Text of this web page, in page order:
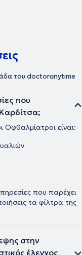
του doctoranytime
που
Οφθαλμίατροι είναι:
που παρέχει
τα φίλτρα της
στην
έλεγχος